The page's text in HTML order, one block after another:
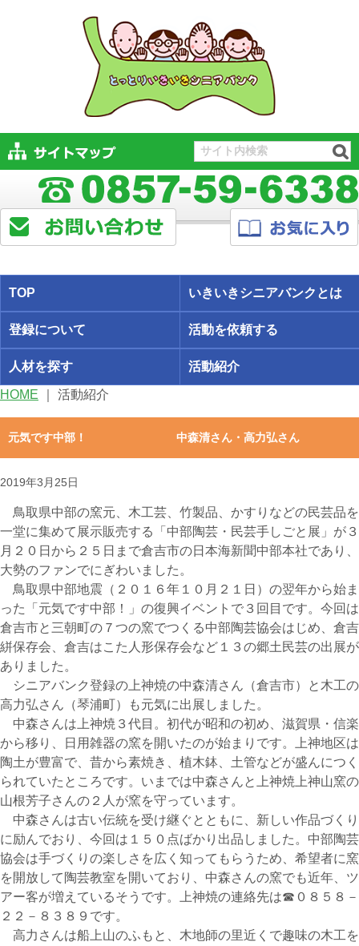
TOP いきいきシニアバンクとは
登録について 活動を依頼する
人材を探す 活動紹介
HOME 活動紹介
元気です中部！ 中森清さん・高力弘さん
2019年3月25日
鳥取県中部の窯元、木工芸、竹製品、かすりなどの民芸品を
一堂に集めて展示販売する「中部陶芸・民芸手しごと展」が３
月２０日から２５日まで倉吉市の日本海新聞中部本社であり、
大勢のファンでにぎわいました。
鳥取県中部地震（２０１６年１０月２１日）の翌年から始ま
った「元気です中部！」の復興イベントで３回目です。今回は
倉吉市と三朝町の７つの窯でつくる中部陶芸協会はじめ、倉吉
絣保存会、倉吉はこた人形保存会など１３の郷土民芸の出展が
ありました。
シニアバンク登録の上神焼の中森清さん（倉吉市）と木工の
高力弘さん（琴浦町）も元気に出展しました。
中森さんは上神焼３代目。初代が昭和の初め、滋賀県・信楽
から移り、日用雑器の窯を開いたのが始まりです。上神地区は
陶土が豊富で、昔から素焼き、植木鉢、土管などが盛んにつく
られていたところです。いまでは中森さんと上神焼上神山窯の
山根芳子さんの２人が窯を守っています。
中森さんは古い伝統を受け継ぐとともに、新しい作品づくり
に励んでおり、今回は１５０点ばかり出品しました。中部陶芸
協会は手づくりの楽しさを広く知ってもらうため、希望者に窯
を開放して陶芸教室を開いており、中森さんの窯でも近年、ツ
アー客が増えているそうです。上神焼の連絡先は☎０８５８－
２２－８３８９です。
高力さんは船上山のふもと、木地師の里近くで趣味の木工を